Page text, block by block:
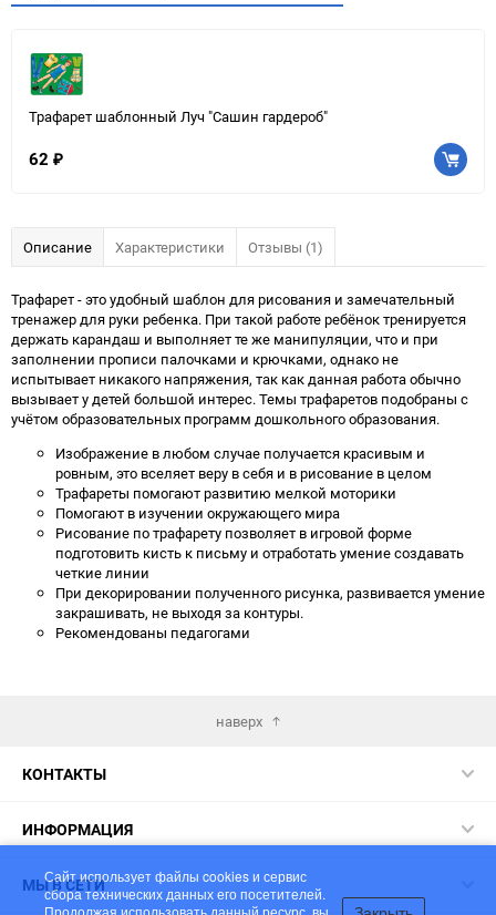
Сайт использует файлы cookies и сервис
сбора технических данных его посетителей.
Продолжая использовать данный ресурс, вы
Трафарет шаблонный Луч "Сашин гардероб"
62 ₽
Описание Характеристики Отзывы (1)
Трафарет - это удобный шаблон для рисования и замечательный
тренажер для руки ребенка. При такой работе ребёнок тренируется
держать карандаш и выполняет те же манипуляции, что и при
заполнении прописи палочками и крючками, однако не
испытывает никакого напряжения, так как данная работа обычно
вызывает у детей большой интерес. Темы трафаретов подобраны с
учётом образовательных программ дошкольного образования.
Изображение в любом случае получается красивым и
ровным, это вселяет веру в себя и в рисование в целом
Трафареты помогают развитию мелкой моторики
Помогают в изучении окружающего мира
Рисование по трафарету позволяет в игровой форме
подготовить кисть к письму и отработать умение создавать
четкие линии
При декорировании полученного рисунка, развивается умение
закрашивать, не выходя за контуры.
Рекомендованы педагогами
наверх
КОНТАКТЫ
ИНФОРМАЦИЯ
МЫ В СЕТИ